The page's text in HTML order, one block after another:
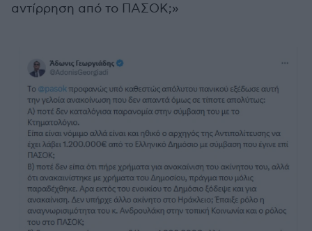
αντίρρηση από το ΠΑΣΟΚ;»